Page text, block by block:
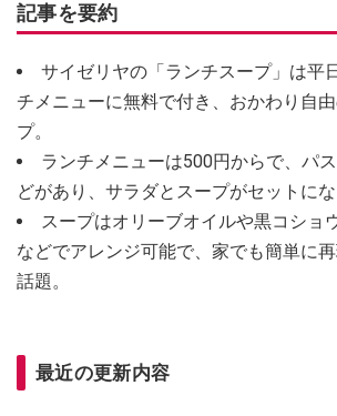
記事を要約
サイゼリヤの「ランチスープ」は平
チメニューに無料で付き、おかわり自
プ。
ランチメニューは500円からで、パ
どがあり、サラダとスープがセットにな
スープはオリーブオイルや黒コショ
などでアレンジ可能で、家でも簡単に
話題。
最近の更新内容